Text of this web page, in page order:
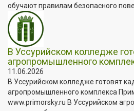
обучают правилам безопасного
В Уссурийском колледже
агропромышленного
11.06.2026
В Уссурийском колледже готовят
агропромышленного комплекса
www.primorsky.ru В Уссурийском